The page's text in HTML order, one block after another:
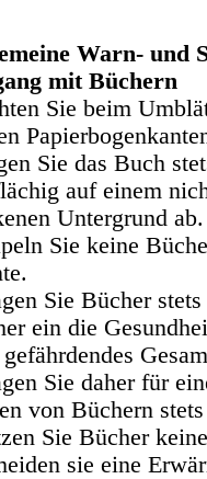
Warn- und
mit Büchern
Sie beim
Sie das Buch
auf einem
Untergrund ab.
Sie keine
Sie Bücher
ein die
Sie daher für
von Büchern
Sie Bücher
sie eine